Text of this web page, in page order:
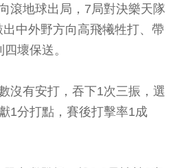
滾地球出局，7局對決樂天隊
中外野方向高飛犧牲打、帶
壞保送。
沒有安打，吞下1次三振，選
1分打點，賽後打擊率1成